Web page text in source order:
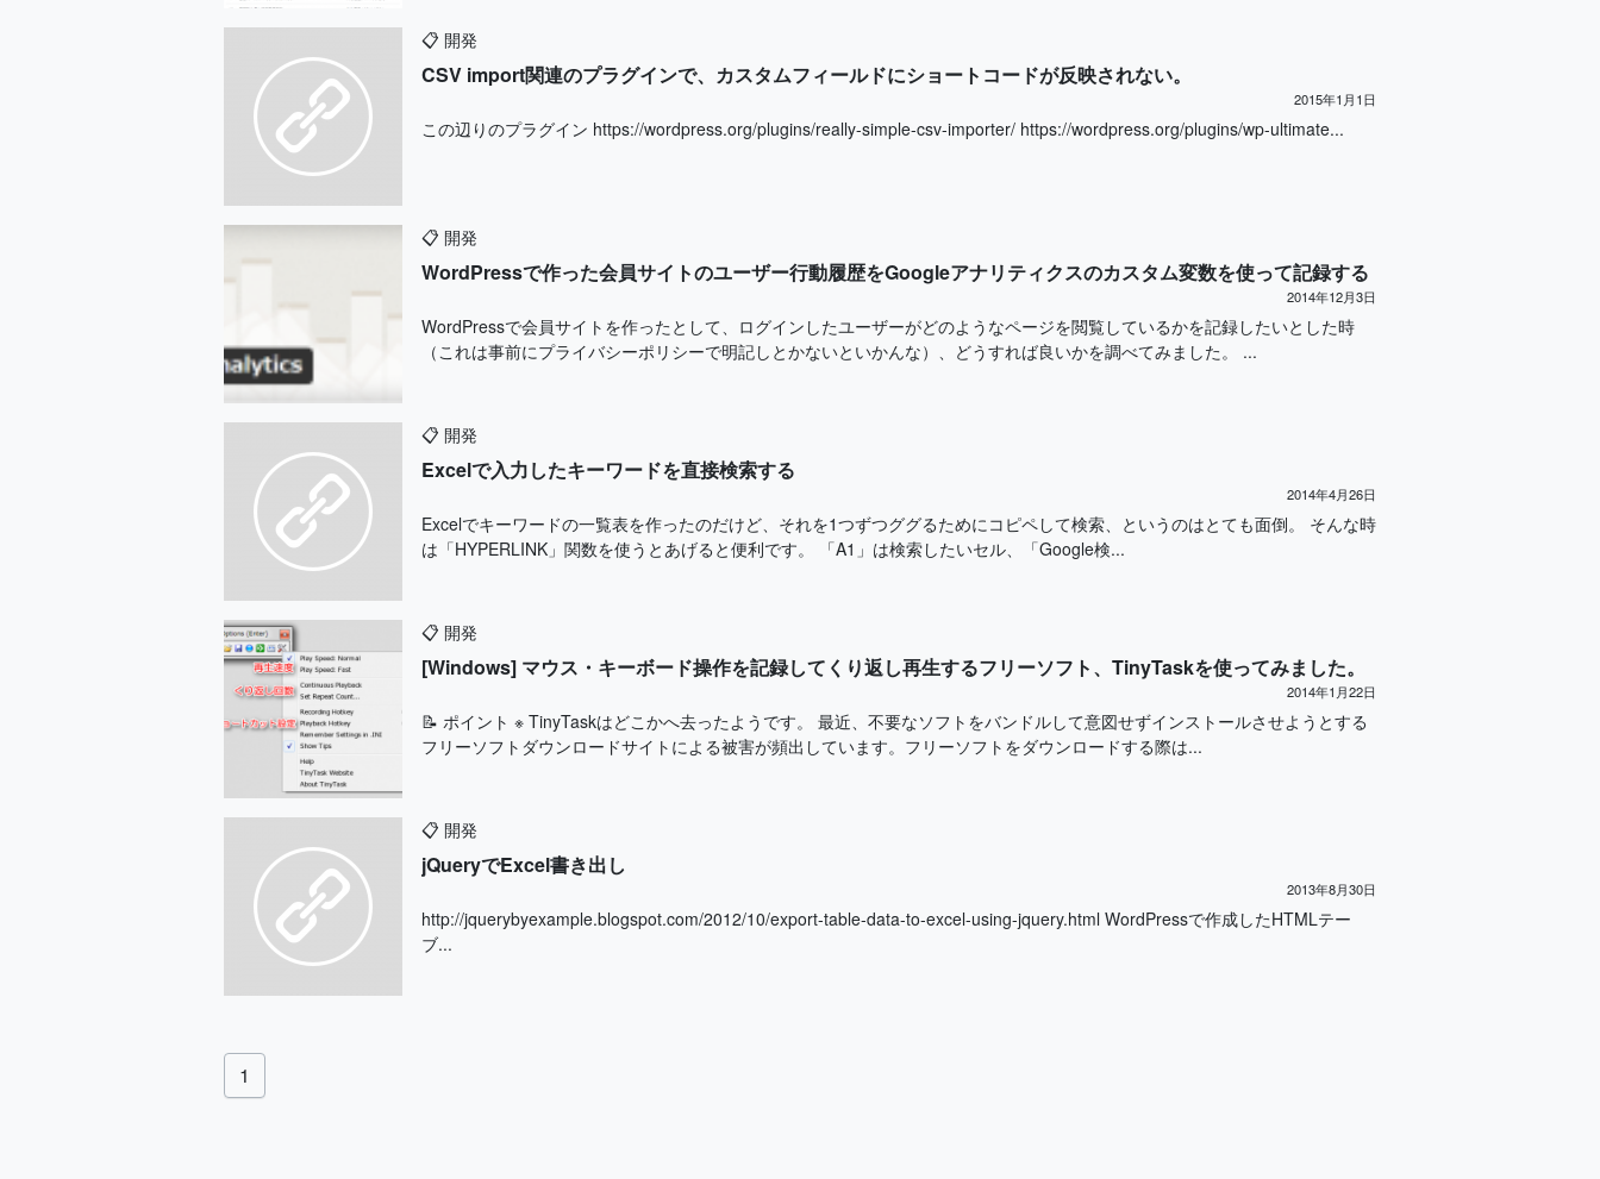
📋 開発
CSV import関連のプラグインで、カスタムフィールドにショートコードが反映されない。
2015年1月1日
この辺りのプラグイン https://wordpress.org/plugins/really-simple-csv-importer/ https://wordpress.org/plugins/wp-ultimate...
📋 開発
WordPressで作った会員サイトのユーザー行動履歴をGoogleアナリティクスのカスタム変数を使って記録する
2014年12月3日
WordPressで会員サイトを作ったとして、ログインしたユーザーがどのようなページを閲覧しているかを記録したいとした時
（これは事前にプライバシーポリシーで明記しとかないといかんな）、どうすれば良いかを調べてみました。 ...
📋 開発
Excelで入力したキーワードを直接検索する
2014年4月26日
Excelでキーワードの一覧表を作ったのだけど、それを1つずつググるためにコピペして検索、というのはとても面倒。 そんな時
は「HYPERLINK」関数を使うとあげると便利です。 「A1」は検索したいセル、「Google検...
📋 開発
[Windows] マウス・キーボード操作を記録してくり返し再生するフリーソフト、TinyTaskを使ってみました。
2014年1月22日
📝 ポイント ※ TinyTaskはどこかへ去ったようです。 最近、不要なソフトをバンドルして意図せずインストールさせようとする
フリーソフトダウンロードサイトによる被害が頻出しています。フリーソフトをダウンロードする際は...
📋 開発
jQueryでExcel書き出し
2013年8月30日
http://jquerybyexample.blogspot.com/2012/10/export-table-data-to-excel-using-jquery.html WordPressで作成したHTMLテー
ブ...
1